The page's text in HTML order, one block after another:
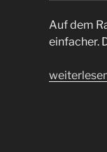
Auf dem
einfacher.
„.gitignore